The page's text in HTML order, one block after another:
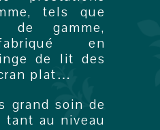
tels que
de gamme,
en
de lit des
plat…
grand soin de
au niveau